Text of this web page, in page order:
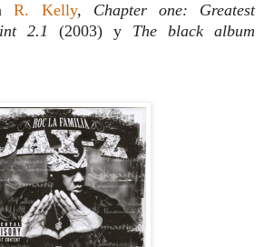
R. Kelly, Chapter one: Greatest
2.1 (2003) y The black album